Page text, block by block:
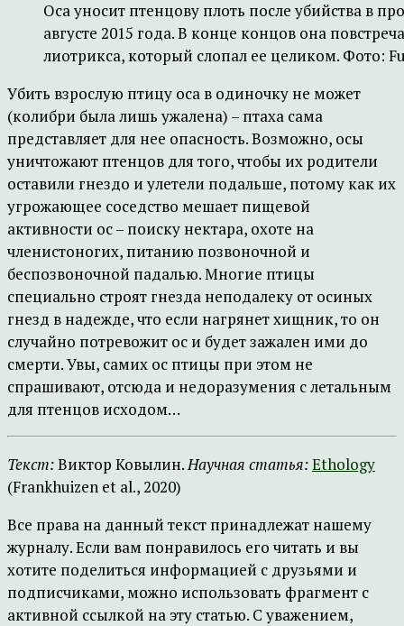
Оса уносит птенцову плоть после убийства в
августе 2015 года. В конце концов она
лиотрикса, который слопал ее целиком. Фото:
Убить взрослую птицу оса в одиночку не может
(колибри была лишь ужалена) – птаха сама
представляет для нее опасность. Возможно, осы
уничтожают птенцов для того, чтобы их родители
оставили гнездо и улетели подальше, потому как их
угрожающее соседство мешает пищевой
активности ос – поиску нектара, охоте на
членистоногих, питанию позвоночной и
беспозвоночной падалью. Многие птицы
специально строят гнезда неподалеку от осиных
гнезд в надежде, что если нагрянет хищник, то он
случайно потревожит ос и будет зажален ими до
смерти. Увы, самих ос птицы при этом не
спрашивают, отсюда и недоразумения с летальным
для птенцов исходом…
Текст:Виктор Ковылин.Научная статья:Ethology
(Frankhuizen et al., 2020)
Все права на данный текст принадлежат нашему
журналу. Если вам понравилось его читать и вы
хотите поделиться информацией с друзьями и
подписчиками, можно использовать фрагмент с
активной ссылкой на эту статью. С уважением,